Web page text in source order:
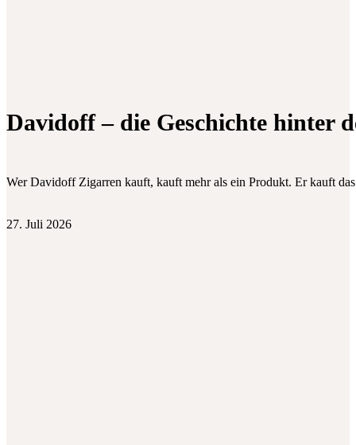
Davidoff – die Geschichte hinter
Wer Davidoff Zigarren kauft, kauft mehr als ein Produkt. Er kauft
27. Juli 2026